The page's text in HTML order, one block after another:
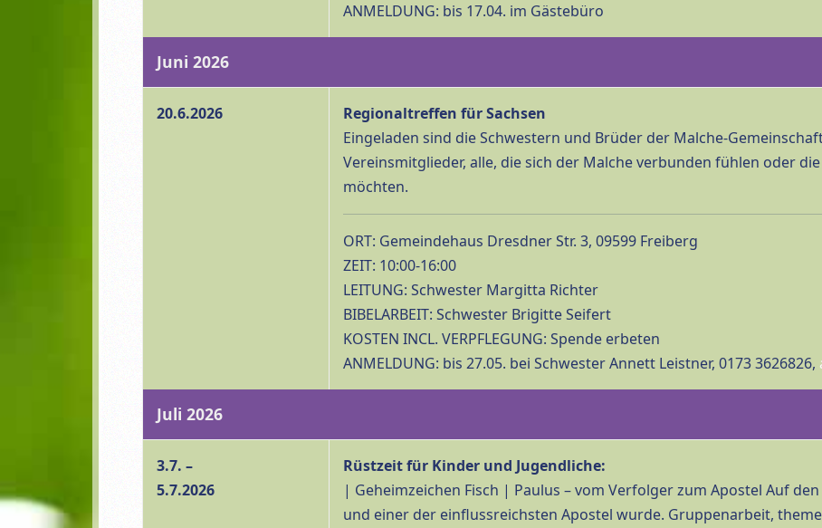
ANMELDUNG: bis 17.04. im Gästebüro
Juni 2026
20.6.2026
Regionaltreffen für Sachsen
Eingeladen sind die Schwestern und Brüder der Malche-
Vereinsmitglieder, alle, die sich der Malche verbunden fühlen oder
möchten.
ORT: Gemeindehaus Dresdner Str. 3, 09599 Freiberg
ZEIT: 10:00-16:00
LEITUNG: Schwester Margitta Richter
BIBELARBEIT: Schwester Brigitte Seifert
KOSTEN INCL. VERPFLEGUNG: Spende erbeten
ANMELDUNG: bis 27.05. bei Schwester Annett Leistner, 0173 3626826,
Juli 2026
3.7. –
5.7.2026
Rüstzeit für Kinder und Jugendliche:
| Geheimzeichen Fisch | Paulus – vom Verfolger zum Apostel Auf
und einer der einflussreichsten Apostel wurde. Gruppenarbeit,